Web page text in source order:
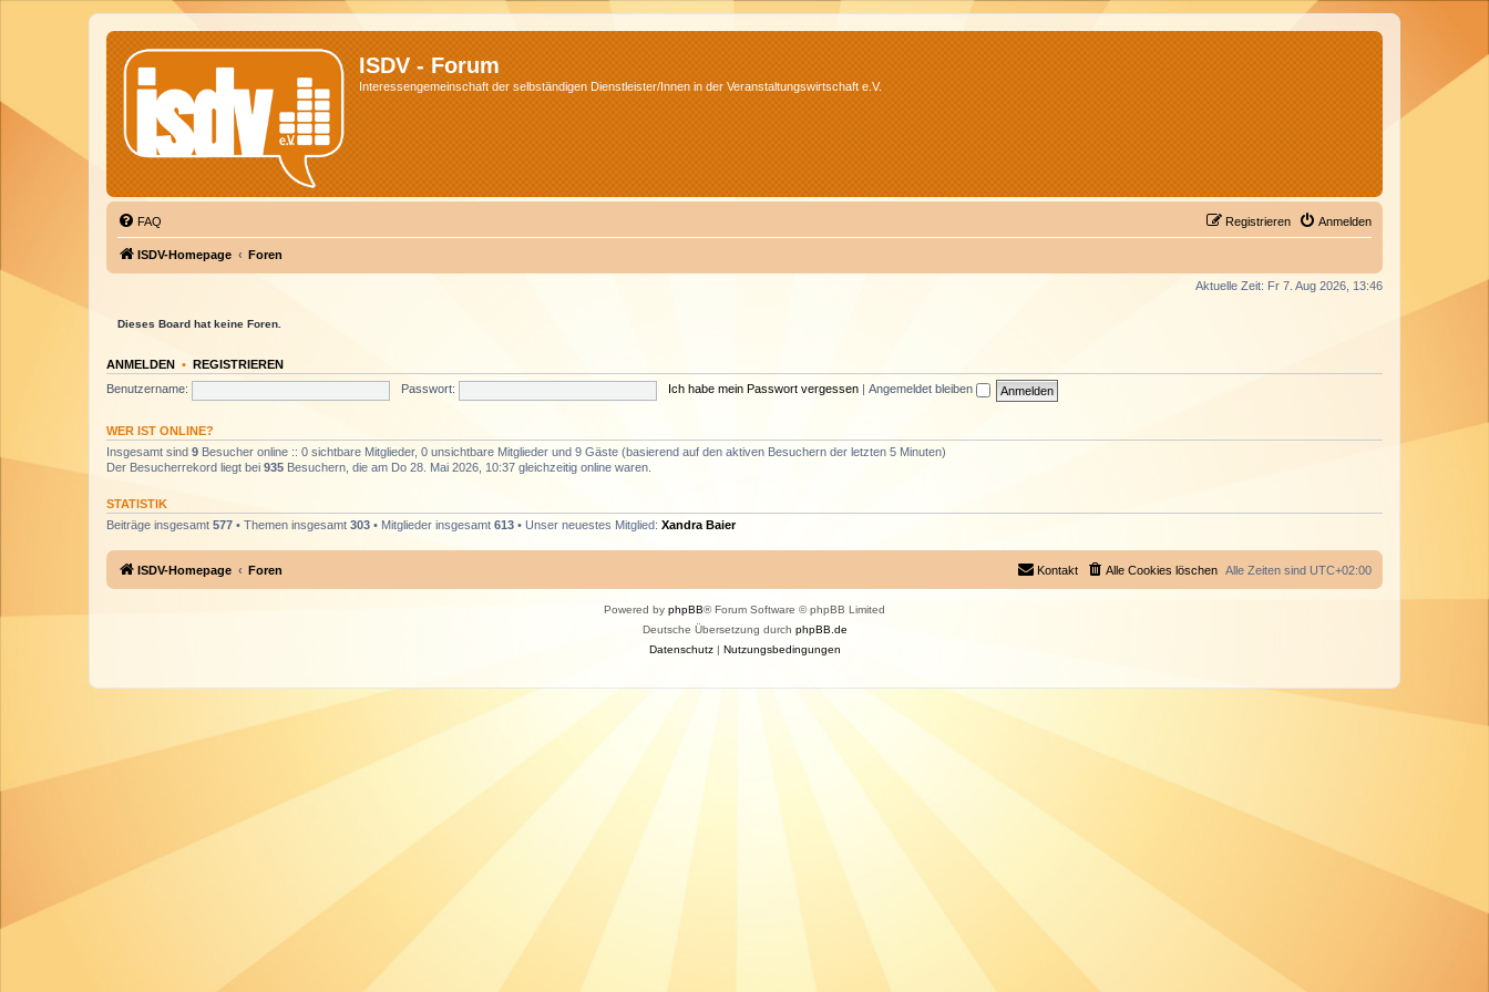
ISDV - Forum
Interessengemeinschaft der selbständigen Dienstleister/Innen in der Veranstaltungswirtschaft e.V.
FAQ Anmelden
Registrieren
ISDV-Homepage Foren
Aktuelle Zeit: Fr 7. Aug 2026, 13:46
Dieses Board hat keine Foren.
ANMELDEN • REGISTRIEREN
Benutzername:
Passwort: Ich habe mein Passwort vergessen Angemeldet bleiben
WER IST ONLINE?
Insgesamt sind 9 Besucher online :: 0 sichtbare Mitglieder, 0 unsichtbare Mitglieder und 9 Gäste (basierend auf den aktiven Besuchern der letzten 5 Minuten)
Der Besucherrekord liegt bei 935 Besuchern, die am Do 28. Mai 2026, 10:37 gleichzeitig online waren.
STATISTIK
Beiträge insgesamt 577 • Themen insgesamt 303 • Mitglieder insgesamt 613 • Unser neuestes Mitglied: Xandra Baier
ISDV-Homepage Foren Alle Zeiten sind UTC+02:00
Alle Cookies löschen
Kontakt
Powered by phpBB® Forum Software © phpBB Limited
Deutsche Übersetzung durch phpBB.de
Datenschutz| Nutzungsbedingungen